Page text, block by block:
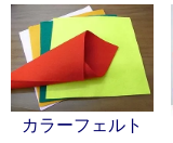
カラーフェルト